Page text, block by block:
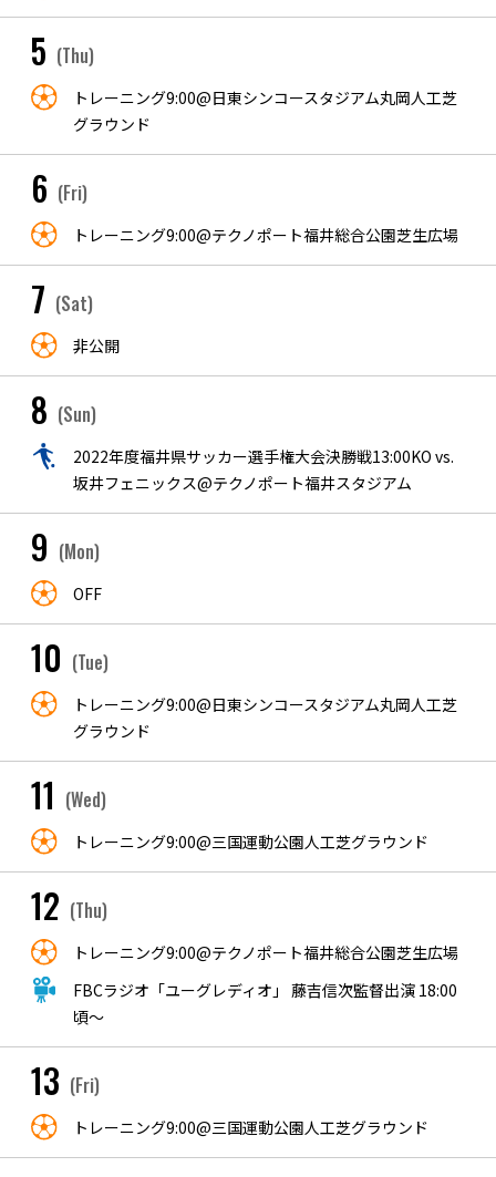
5 (Thu)
トレーニング9:00@日東シンコースタジアム丸岡人工芝
グラウンド
6 (Fri)
トレーニング9:00@テクノポート福井総合公園芝生広場
7 (Sat)
非公開
8 (Sun)
2022年度福井県サッカー選手権大会決勝戦13:00KO vs.
坂井フェニックス@テクノポート福井スタジアム
9 (Mon)
OFF
10 (Tue)
トレーニング9:00@日東シンコースタジアム丸岡人工芝
グラウンド
11 (Wed)
トレーニング9:00@三国運動公園人工芝グラウンド
12 (Thu)
トレーニング9:00@テクノポート福井総合公園芝生広場
FBCラジオ「ユーグレディオ」 藤吉信次監督出演 18:00
頃～
13 (Fri)
トレーニング9:00@三国運動公園人工芝グラウンド